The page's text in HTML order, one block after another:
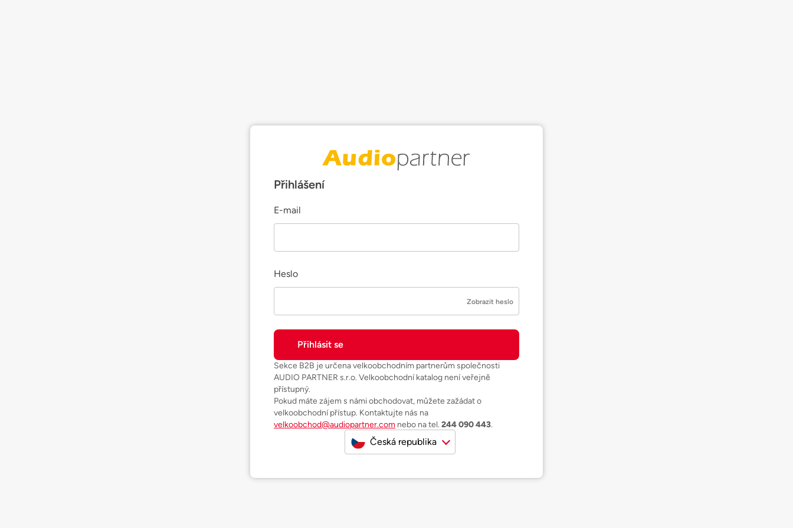
Přihlášení
E-mail
Heslo
Zobrazit heslo
Sekce B2B je určena velkoobchodním partnerům společnosti
AUDIO PARTNER s.r.o. Velkoobchodní katalog není veřejně
přístupný.
Pokud máte zájem s námi obchodovat, můžete zažádat o
velkoobchodní přístup. Kontaktujte nás na
velkoobchod@audiopartner.com nebo na tel. 244 090 443.
Česká republika